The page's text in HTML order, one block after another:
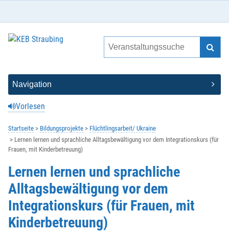
Vorlesen
Startseite Bildungsprojekte
Flüchtlingsarbeit/ Ukraine
Lernen lernen und sprachliche Alltagsbewältigung vor dem Integrationskurs (für
Frauen, mit Kinderbetreuung)
Lernen lernen und sprachliche
Alltagsbewältigung vor dem
Integrationskurs (für Frauen, mit
Kinderbetreuung)